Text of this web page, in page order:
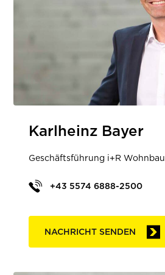
Karlheinz Bayer
Geschäftsführung i+R Wohnbau
+43 5574 6888-2500
NACHRICHT SENDEN